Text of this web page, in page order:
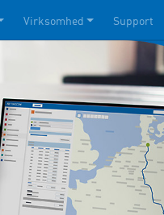
Virksomhed Support